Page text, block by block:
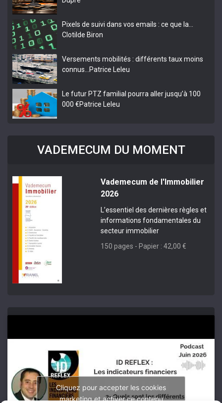
Pixels de suivi dans vos emails : ce que la…
Clotilde Biron
Versements mobilités : différents taux moins
connus…
Patrice Leleu
Le futur PTZ familial pourra aller jusqu’à 100
000 €Patrice Leleu
VADEMECUM DU MOMENT
Vademecum de l'Immobilier
2026
L’essentiel des dernières règles et
informations fondamentales du
secteur immobilier
150 pages - Papier : 42,00 €
Cliquez pour accepter les cookies
marketing et activer ce contenu